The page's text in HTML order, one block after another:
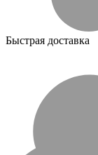
Быстрая доставка